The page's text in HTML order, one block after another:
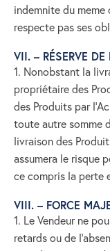
indemnite du meme
respecte pas ses
VII. – RÉSERVE DE
1. Nonobstant la
propriétaire des
des Produits par
toute autre somme
livraison des
assumera le risque
ce compris la perte
VIII. – FORCE
1. Le Vendeur ne
retards ou de